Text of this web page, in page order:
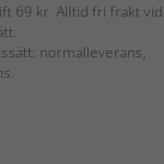
69 kr. Alltid fri frakt vid
normalleverans,